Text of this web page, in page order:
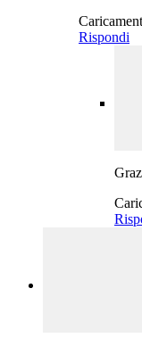
Rispondi